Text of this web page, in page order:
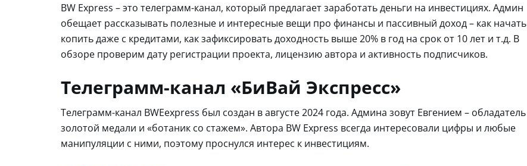
BW Express – это телеграмм-канал, который предлагает заработать деньги на инвестициях. Админ
обещает рассказывать полезные и интересные вещи про финансы и пассивный доход – как начать
копить даже с кредитами, как зафиксировать доходность выше 20% в год на срок от 10 лет и т.д. В
обзоре проверим дату регистрации проекта, лицензию автора и активность подписчиков.
Телеграмм-канал «БиВай Экспресс»
Телеграмм-канал BWEexpress был создан в августе 2024 года. Админа зовут Евгением – обладатель
золотой медали и «ботаник со стажем». Автора BW Express всегда интересовали цифры и любые
манипуляции с ними, поэтому проснулся интерес к инвестициям.